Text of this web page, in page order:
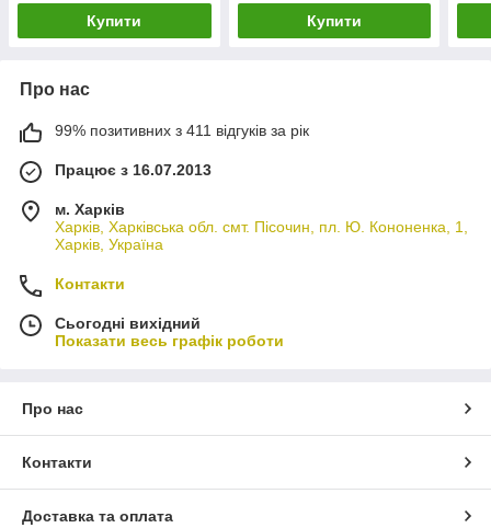
Купити Купити
Про нас
99% позитивних з 411 відгуків за рік
Працює з 16.07.2013
м. Харків
Харків, Харківська обл. смт. Пісочин, пл. Ю. Кононенка, 1,
Харків, Україна
Контакти
Сьогодні вихідний
Показати весь графік роботи
Про нас
Контакти
Доставка та оплата